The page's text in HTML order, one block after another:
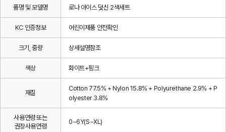
품명 및 모델명 로나 아이스 덧신 2색세트
KC 인증정보 어린이제품 안전확인
크기, 중량 상세설명참조
색상 화이트+핑크
재질
Cotton 77.5% + Nylon 15.8% + Polyurethane 2.9% + P
olyester 3.8%
사용연령 또는
권장사용연령
0~6Y(S~XL)